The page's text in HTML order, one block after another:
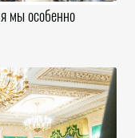
мы особенно